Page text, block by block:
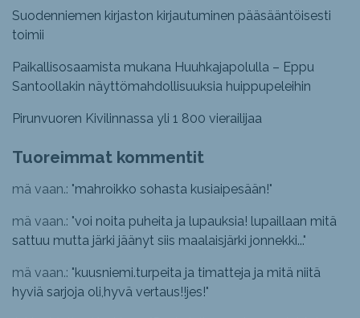
Suodenniemen kirjaston kirjautuminen pääsääntöisesti
toimii
Paikallisosaamista mukana Huuhkajapolulla – Eppu
Santoollakin näyttömahdollisuuksia huippupeleihin
Pirunvuoren Kivilinnassa yli 1 800 vierailijaa
Tuoreimmat kommentit
mä vaan.: "mahroikko sohasta kusiaipesään!"
mä vaan.: "voi noita puheita ja lupauksia! lupaillaan mitä
sattuu mutta järki jäänyt siis maalaisjärki jonnekki..."
mä vaan.: "kuusniemi.turpeita ja timatteja ja mitä niitä
hyviä sarjoja oli,hyvä vertaus!!jes!"